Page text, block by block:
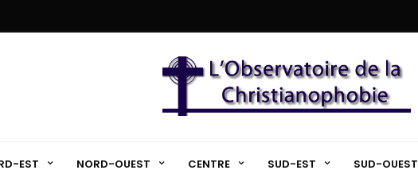
EST NORD-OUEST CENTRE SUD-EST SUD-OUEST